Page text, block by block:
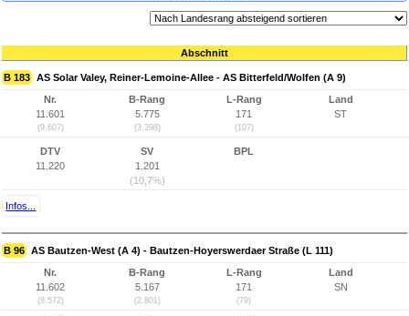
Abschnitt
B 183 AS Solar Valey, Reiner-Lemoine-Allee - AS Bitterfeld/Wolfen (A 9)
Nr.
11.601
(9.607)
B-Rang
5.775
(3.398)
L-Rang
171
(107)
Land
ST
DTV
11.220
SV
1.201
(10,7%)
BPL
Infos...
B 96 AS Bautzen-West (A 4) - Bautzen-Hoyerswerdaer Straße (L 111)
Nr.
11.602
(8.572)
B-Rang
5.167
(2.801)
L-Rang
171
(79)
Land
SN